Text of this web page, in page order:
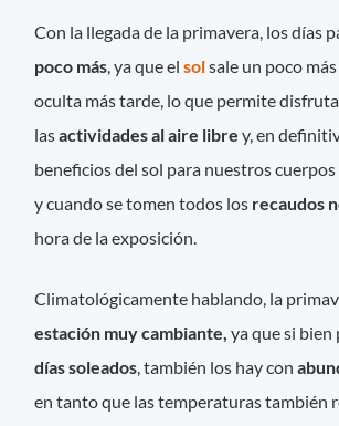
Con la llegada de la primavera, los días
poco más , ya que elsolsale un poco
oculta más tarde, lo que permite
lasactividades al aire libre y, en
beneficios del sol para nuestros
y cuando se tomen todos los recaudos
hora de la exposición.
Climatológicamente hablando, la
estación muy cambiante,ya que si
días soleados , también los hay con
en tanto que las temperaturas también